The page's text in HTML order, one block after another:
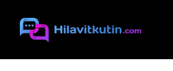
sisältöön